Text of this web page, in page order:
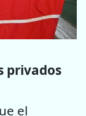
privados
el